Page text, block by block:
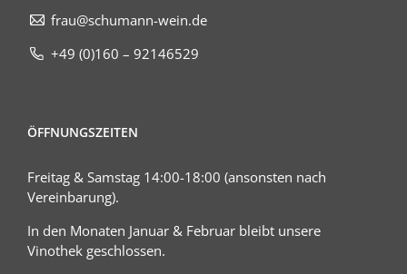
frau@schumann-wein.de
+49 (0)160 – 92146529
ÖFFNUNGSZEITEN
Freitag & Samstag 14:00-18:00 (ansonsten nach
Vereinbarung).
In den Monaten Januar & Februar bleibt unsere
Vinothek geschlossen.